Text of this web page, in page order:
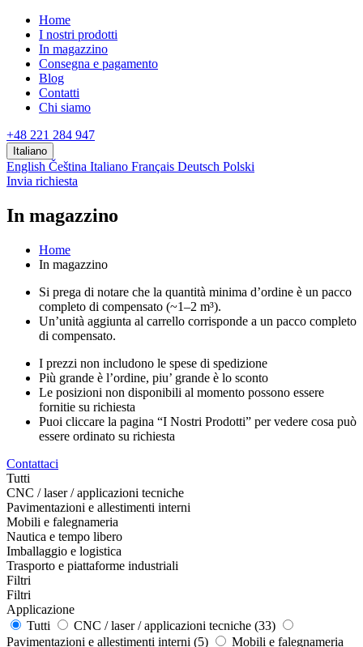
Home
I nostri prodotti
In magazzino
Consegna e pagamento
Blog
Contatti
Chi siamo
+48 221 284 947
Italiano
English Čeština Italiano Français Deutsch Polski
Invia richiesta
In magazzino
Home
In magazzino
Si prega di notare che la quantità minima d’ordine è un pacco
completo di compensato (~1–2 m³).
Un’unità aggiunta al carrello corrisponde a un pacco completo
di compensato.
I prezzi non includono le spese di spedizione
Più grande è l’ordine, piu’ grande è lo sconto
Le posizioni non disponibili al momento possono essere
fornitie su richiesta
Puoi cliccare la pagina “I Nostri Prodotti” per vedere cosa può
essere ordinato su richiesta
Contattaci
Tutti
CNC / laser / applicazioni tecniche
Pavimentazioni e allestimenti interni
Mobili e falegnameria
Nautica e tempo libero
Imballaggio e logistica
Trasporto e piattaforme industriali
Filtri
Filtri
Applicazione
Tutti
CNC / laser / applicazioni tecniche (33)
Pavimentazioni e allestimenti interni (5)
Mobili e falegnameria